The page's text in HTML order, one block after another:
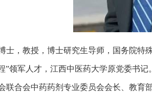
士，教授，博士研究生导师，国务院特
”领军人才，江西中医药大学原党委书
联合会中药药剂专业委员会会长、教